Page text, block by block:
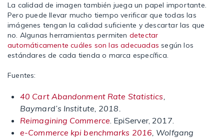
La calidad de imagen también juega un papel importante.
Pero puede llevar mucho tiempo verificar que todas las
imágenes tengan la calidad suficiente y descartar las que
no. Algunas herramientas permiten detectar
automáticamente cuáles son las adecuadas según los
estándares de cada tienda o marca específica.
Fuentes:
40 Cart Abandonment Rate Statistics,
Baymard’s Institute, 2018.
Reimagining Commerce. EpiServer, 2017.
e-Commerce kpi benchmarks 2016, Wolfgang